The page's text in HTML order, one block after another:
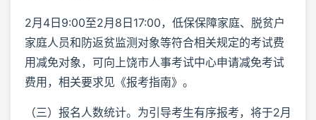
2月4日9:00至2月8日17:00，低保保障家庭、脱贫户
家庭人员和防返贫监测对象等符合相关规定的考试费
用减免对象，可向上饶市人事考试中心申请减免考试
费用，相关要求见《报考指南》。
（三）报名人数统计。为引导考生有序报考，将于2月